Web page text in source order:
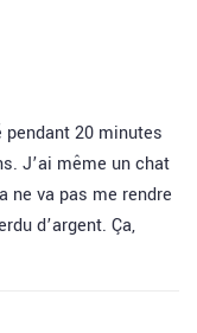
pendant 20 minutes
J’ai même un chat
ne va pas me rendre
d’argent. Ça,